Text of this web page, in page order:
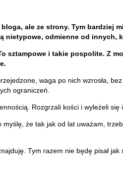
ale ze strony. Tym bardziej
odmienne od innych,
sztampowe i takie pospolite. Z
waga po nich wzrosła,
ograniczeń.
Rozgrzali kości i wyleżeli
że tak jak od lat uważam,
Tym razem nie będę pisał